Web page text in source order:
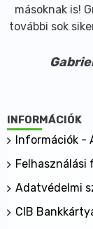
másoknak is!
további sok
INFORMÁCIÓK
Információk -
Felhasználási
Adatvédelmi
CIB